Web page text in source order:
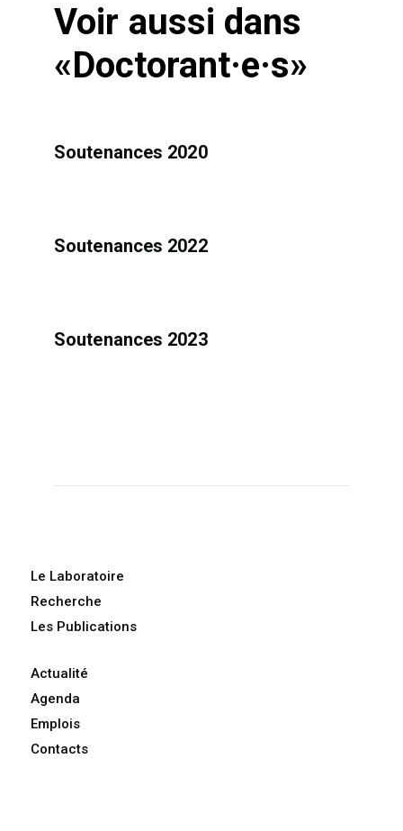
Voir aussi dans
«Doctorant·e·s»
Soutenances 2020
Soutenances 2022
Soutenances 2023
Le Laboratoire
Recherche
Les Publications
Actualité
Agenda
Emplois
Contacts